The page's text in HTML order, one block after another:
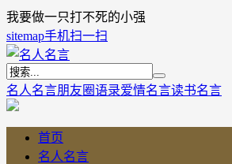
我要做一只打不死的小强
sitemap手机扫一扫
名人名言朋友圈语录爱情名言读书名言
首页
名人名言